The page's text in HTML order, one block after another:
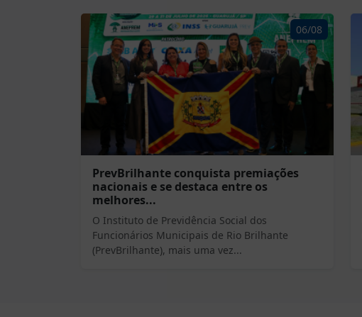
06/08
PrevBrilhante conquista premiações
nacionais e se destaca entre os
melhores...
O Instituto de Previdência Social dos
Funcionários Municipais de Rio Brilhante
(PrevBrilhante), mais uma vez...